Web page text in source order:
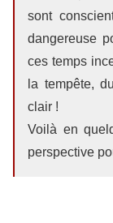
sont
dangereuse
ces temps
la tempête,
clair !
Voilà en
perspective